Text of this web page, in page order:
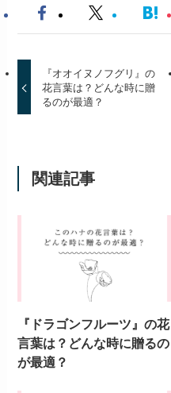
『オオイヌノフグリ』の
花言葉は？どんな時に贈
るのが最適？
関連記事
『ドラゴンフルーツ』の花
言葉は？どんな時に贈るの
が最適？